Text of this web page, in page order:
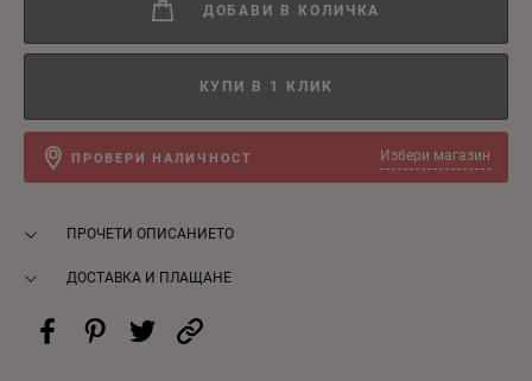
ДОБАВИ В КОЛИЧКА
КУПИ В 1 КЛИК
ПРОВЕРИ НАЛИЧНОСТ Избери магазин
ПРОЧЕТИ ОПИСАНИЕТО
ДОСТАВКА И ПЛАЩАНЕ